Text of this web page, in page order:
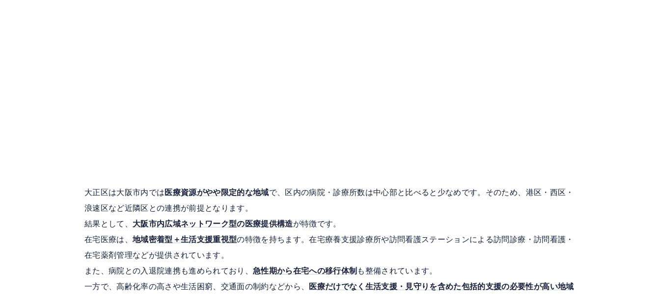
​ 大正区は大阪市内では 医療資源がやや限定的な地域で、区内の病院・診療所数は中心部と比べると少なめです。そのため、港区・西区・
浪速区など近隣区との連携が前提となります。
結果として、 大阪市内広域ネットワーク型の医療提供構造が特徴です。
在宅医療は、地域密着型＋生活支援重視型の特徴を持ちます。在宅療養支援診療所や訪問看護ステーションによる訪問診療・訪問看護・
在宅薬剤管理などが提供されています。
また、病院との入退院連携も進められており、急性期から在宅への移行体制 も整備されています。
一方で、高齢化率の高さや生活困窮、交通面の制約などから、
医療だけでなく生活支援・見守りを含めた包括的支援の必要性が高い地域